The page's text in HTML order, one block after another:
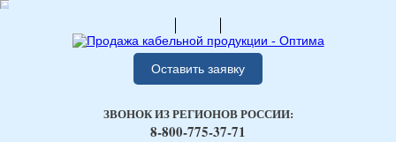
Оставить заявку
ЗВОНОК ИЗ РЕГИОНОВ РОССИИ:
8-800-775-37-71